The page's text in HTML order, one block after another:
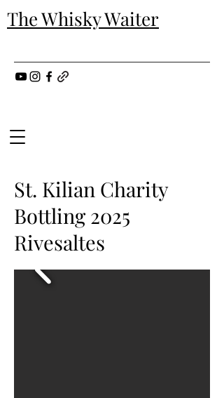
The Whisky Waiter
St. Kilian Charity
Bottling 2025
Rivesaltes